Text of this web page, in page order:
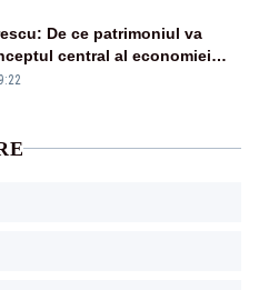
De ce patrimoniul va
central al economiei